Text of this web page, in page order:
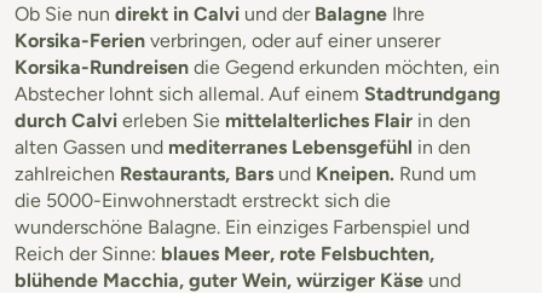
Ob Sie nun direkt in Calvi und der Balagne Ihre
Korsika-Ferien verbringen, oder auf einer unserer
Korsika-Rundreisen die Gegend erkunden möchten, ein
Abstecher lohnt sich allemal. Auf einem Stadtrundgang
durch Calvi erleben Sie mittelalterliches Flair in den
alten Gassen und mediterranes Lebensgefühl in den
zahlreichen Restaurants, Bars und Kneipen. Rund um
die 5000-Einwohnerstadt erstreckt sich die
wunderschöne Balagne. Ein einziges Farbenspiel und
Reich der Sinne: blaues Meer, rote Felsbuchten,
blühende Macchia, guter Wein, würziger Käse und